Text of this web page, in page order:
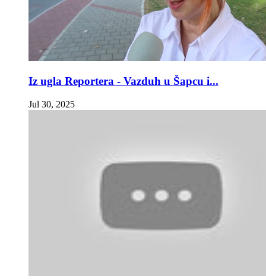
Iz ugla Reportera - Vazduh u Šapcu i...
Jul 30, 2025